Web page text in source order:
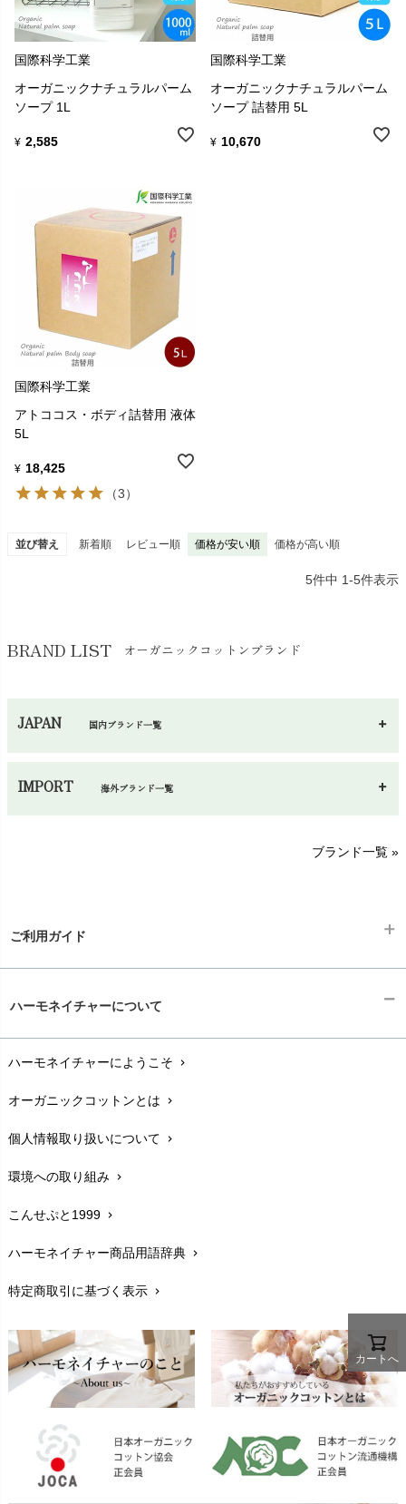
国際科学工業
オーガニックナチュラルパーム
ソープ 1L
¥ 2,585
国際科学工業
オーガニックナチュラルパーム
ソープ 詰替用 5L
¥ 10,670
国際科学工業
アトココス・ボディ詰替用 液体
5L
¥ 18,425
（3）
並び替え 新着順 レビュー順 価格が安い順 価格が高い順
5件中 1-5件表示
BRAND LIST オーガニックコットンブランド
JAPAN 国内ブランド一覧
生活アートクラブ
nanadecor（ナナデェコール）
ぬくぐるみ工房
Haruulala（ハルウララ）
Pantyliners Organics（パンティライナーズ）
plantia（プランティア）
PRISTINE（プリスティン）
IMPORT海外ブランド一覧
kidscase（キッズケース）
LITTLE INDIANS（リトルインディアンズ）
maggies（マギーズ）
MAINIO（マイニオ）
MAUD N LIL（モード・ン・リル）
maxomorra（マクソモーラ）
Molo（モロ）
My Little Cozmo（マイリトルコズモ）
NATURAPURA（ナチュラプラ）
Nukleus（ニュクレス）
ブランド一覧 »
カートへ
ご利用ガイド
配送と送料chevron_right
在庫状況と発送予定chevron_right
サイズ・寸法chevron_right
生地・素材chevron_right
お手入れについて
レビューを書こうchevron_right
返品交換chevron_right
FAXでのご注文
お問い合わせchevron_right
ハーモネイチャーについて
ハーモネイチャーにようこそ chevron_right
オーガニックコットンとは chevron_right
個人情報取り扱いについて chevron_right
環境への取り組み chevron_right
こんせぷと1999 chevron_right
ハーモネイチャー商品用語辞典 chevron_right
特定商取引に基づく表示 chevron_right